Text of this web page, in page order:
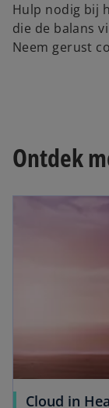
Hulp nodig bij
die de balans
Neem gerust
Ontdek
Cloud in